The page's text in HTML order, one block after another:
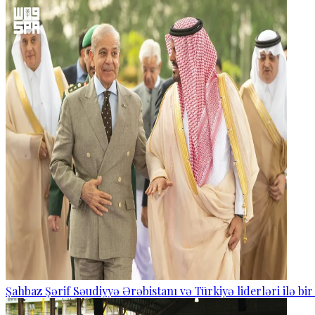
Şahbaz Şərif Səudiyyə Ərəbistanı və Türkiyə liderləri ilə